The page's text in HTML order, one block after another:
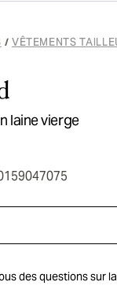
/ VÊTEMENTS
laine vierge
des questions sur